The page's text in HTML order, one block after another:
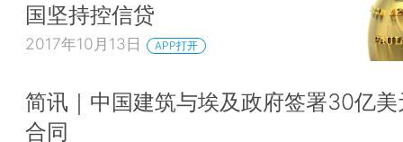
国坚持控信贷
2017年10月13日 APP打开
简讯｜中国建筑与埃及政府签署30亿
合同